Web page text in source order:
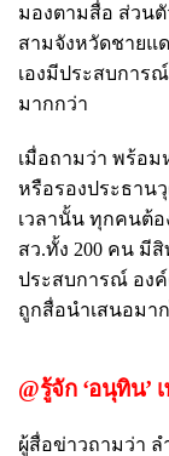
มองตามสื่อ ส่วน
สามจังหวัดชายแ
เองมีประสบการ
มากกว่า
เมื่อถามว่า พร้อ
หรือรองประธาน
เวลานั้น ทุกคนต้
สว.ทั้ง 200 คน มี
ประสบการณ์ อง
ถูกสื่อนำเสนอมา
@รู้จัก ‘อนุทิน’
ผู้สื่อข่าวถามว่า